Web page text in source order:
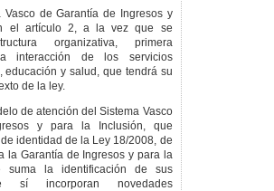
Principios
Plan
la
de Garantía de Ingresos y
el artículo 2, a la vez que se
organizativa, primera
interacción de los servicios
educación y salud, que tendrá su
de la ley.
de atención del Sistema Vasco
y para la Inclusión, que
identidad de la Ley 18/2008, de
la Garantía de Ingresos y para la
suma la identificación de sus
sí incorporan novedades